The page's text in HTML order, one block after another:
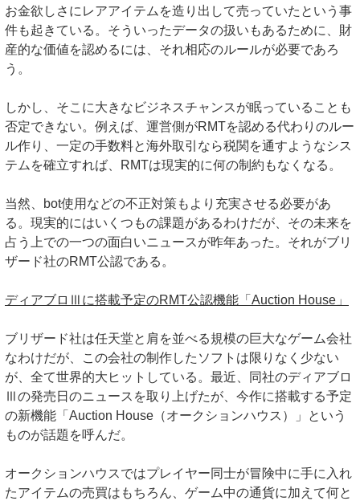
お金欲しさにレアアイテムを造り出して売っていたという事
件も起きている。そういったデータの扱いもあるために、財
産的な価値を認めるには、それ相応のルールが必要であろ
う。
しかし、そこに大きなビジネスチャンスが眠っていることも
否定できない。例えば、運営側がRMTを認める代わりのルー
ル作り、一定の手数料と海外取引なら税関を通すようなシス
テムを確立すれば、RMTは現実的に何の制約もなくなる。
当然、bot使用などの不正対策もより充実させる必要があ
る。現実的にはいくつもの課題があるわけだが、その未来を
占う上での一つの面白いニュースが昨年あった。それがブリ
ザード社のRMT公認である。
ディアブロⅢに搭載予定のRMT公認機能「Auction House」
ブリザード社は任天堂と肩を並べる規模の巨大なゲーム会社
なわけだが、この会社の制作したソフトは限りなく少ない
が、全て世界的大ヒットしている。最近、同社のディアブロ
Ⅲの発売日のニュースを取り上げたが、今作に搭載する予定
の新機能「Auction House（オークションハウス）」という
ものが話題を呼んだ。
オークションハウスではプレイヤー同士が冒険中に手に入れ
たアイテムの売買はもちろん、ゲーム中の通貨に加えて何と